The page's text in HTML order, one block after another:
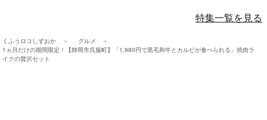
特集一覧を見る
くふうロコしずおか
グルメ
1ヵ月だけの期間限定！【静岡市呉服町】「1,980円で黒毛和牛とカルビが食べられる」焼肉ラ
イクの贅沢セット